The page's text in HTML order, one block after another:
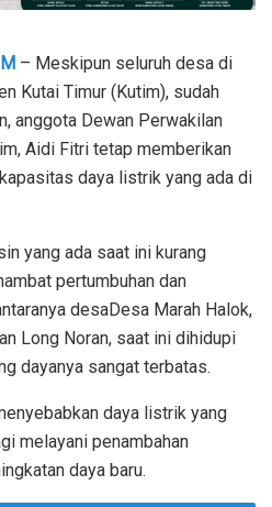
– Meskipun seluruh desa di
Kutai Timur (Kutim), sudah
anggota Dewan Perwakilan
Aidi Fitri tetap memberikan
daya listrik yang ada di
yang ada saat ini kurang
pertumbuhan dan
desaDesa Marah Halok,
Long Noran, saat ini dihidupi
dayanya sangat terbatas.
daya listrik yang
melayani penambahan
daya baru.